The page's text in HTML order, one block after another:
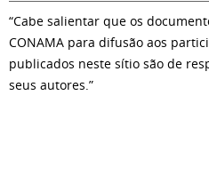
“Cabe salientar que os
CONAMA para difusão aos
publicados neste sítio são de
seus autores.”